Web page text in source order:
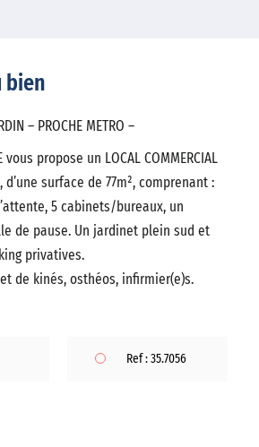
bien
– PROCHE METRO –
vous propose un LOCAL COMMERCIAL
surface de 77m², comprenant :
5 cabinets/bureaux, un
de pause. Un jardinet plein sud et
privatives.
de kinés, osthéos, infirmier(e)s.
Ref : 35.7056